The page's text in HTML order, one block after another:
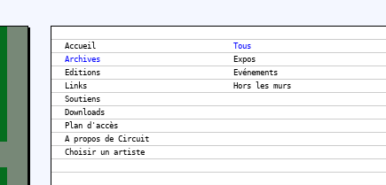
Accueil
Archives
Editions
Links
Soutiens
Downloads
Plan d'accès
A propos de Circuit
Tous
Expos
Evénements
Hors les murs